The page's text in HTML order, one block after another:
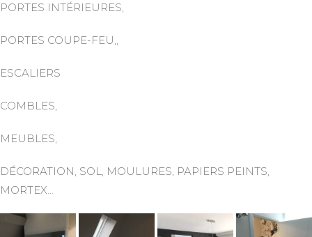
PORTES INTÉRIEURES,
PORTES COUPE-FEU,,
ESCALIERS
COMBLES,
MEUBLES,
DÉCORATION, SOL, MOULURES, PAPIERS PEINTS,
MORTEX…